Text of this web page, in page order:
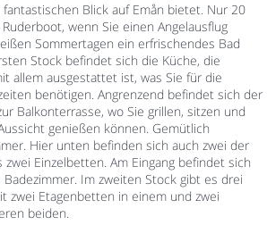
Blick auf Emån bietet. Nur 20
wenn Sie einen Angelausflug
Sommertagen ein erfrischendes Bad
Stock befindet sich die Küche, die
allem ausgestattet ist, was Sie für die
benötigen. Angrenzend befindet sich der
Balkonterrasse, wo Sie grillen, sitzen und
genießen können. Gemütlich
Hier unten befinden sich auch zwei der
Einzelbetten. Am Eingang befindet sich
Im zweiten Stock gibt es drei
zwei Etagenbetten in einem und zwei
beiden.